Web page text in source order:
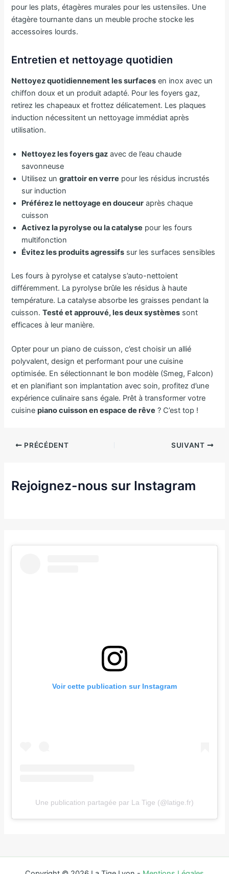
pour les plats, étagères murales pour les ustensiles. Une
étagère tournante dans un meuble proche stocke les
accessoires lourds.
Entretien et nettoyage quotidien
Nettoyez quotidiennement les surfaces en inox avec un
chiffon doux et un produit adapté. Pour les foyers gaz,
retirez les chapeaux et frottez délicatement. Les plaques
induction nécessitent un nettoyage immédiat après
utilisation.
Nettoyez les foyers gaz avec de l’eau chaude
savonneuse
Utilisez ungrattoir en verre pour les résidus incrustés
sur induction
Préférez le nettoyage en douceur après chaque
cuisson
Activez la pyrolyse ou la catalyse pour les fours
multifonction
Évitez les produits agressifs sur les surfaces sensibles
Les fours à pyrolyse et catalyse s’auto-nettoient
différemment. La pyrolyse brûle les résidus à haute
température. La catalyse absorbe les graisses pendant la
cuisson.Testé et approuvé, les deux systèmes sont
efficaces à leur manière.
Opter pour un piano de cuisson, c’est choisir un allié
polyvalent, design et performant pour une cuisine
optimisée. En sélectionnant le bon modèle (Smeg, Falcon)
et en planifiant son implantation avec soin, profitez d’une
expérience culinaire sans égale. Prêt à transformer votre
cuisinepiano cuisson en espace de rêve ? C’est top !
PRÉCÉDENT SUIVANT
Rejoignez-nous sur Instagram
Voir cette publication sur Instagram
Une publication partagée par La Tige (@latige.fr)